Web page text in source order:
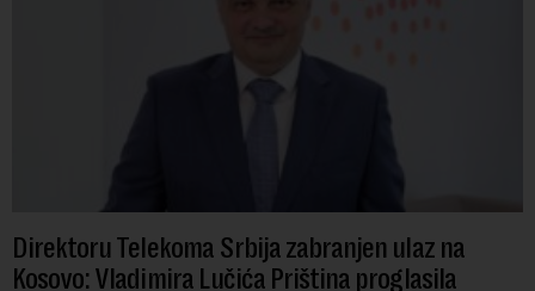
Direktoru Telekoma Srbija zabranjen ulaz na
Kosovo: Vladimira Lučića Priština proglasila